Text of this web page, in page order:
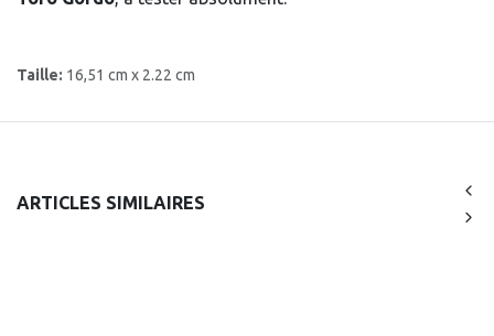
Taille: 16,51 cm x 2.22 cm
ARTICLES SIMILAIRES